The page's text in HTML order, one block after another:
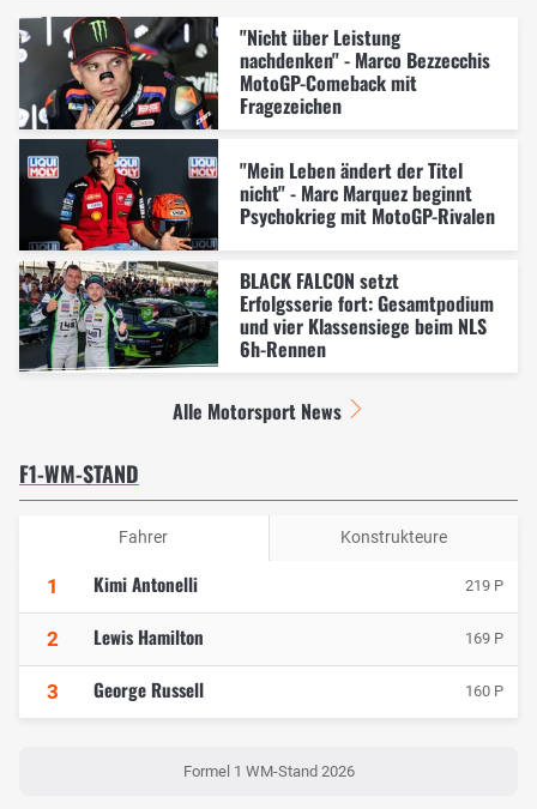
"Nicht über Leistung
nachdenken" - Marco Bezzecchis
MotoGP-Comeback mit
Fragezeichen
"Mein Leben ändert der Titel
nicht" - Marc Marquez beginnt
Psychokrieg mit MotoGP-Rivalen
BLACK FALCON setzt
Erfolgsserie fort: Gesamtpodium
und vier Klassensiege beim NLS
6h-Rennen
Alle Motorsport News
F1-WM-STAND
Fahrer Konstrukteure
1 Kimi Antonelli 219 P
2 Lewis Hamilton 169 P
3 George Russell 160 P
Formel 1 WM-Stand 2026